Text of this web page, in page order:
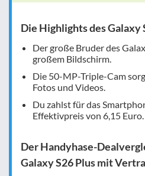
Die Highlights des Galaxy
Der große Bruder des
großem Bildschirm.
Die 50-MP-Triple-Cam
Fotos und Videos.
Du zahlst für das
Effektivpreis von 6,15 Euro.
Der Handyhase-
Galaxy S26 Plus mit